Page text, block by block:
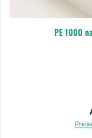
PE 1000